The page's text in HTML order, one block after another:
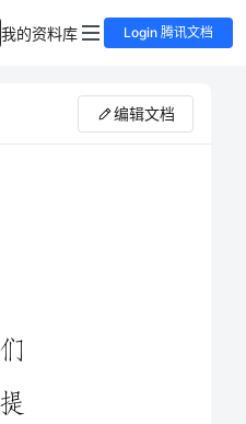
我的资料库 Login 腾讯文档
编辑文档